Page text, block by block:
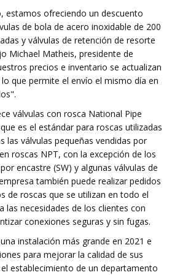
estamos ofreciendo un descuento
de bola de acero inoxidable de 200
y válvulas de retención de resorte
Michael Matheis, presidente de
precios e inventario se actualizan
que permite el envío el mismo día en
válvulas con rosca National Pipe
es el estándar para roscas utilizadas
las válvulas pequeñas vendidas por
roscas NPT, con la excepción de los
encastre (SW) y algunas válvulas de
también puede realizar pedidos
de roscas que se utilizan en todo el
las necesidades de los clientes con
conexiones seguras y sin fugas.
instalación más grande en 2021 e
para mejorar la calidad de sus
establecimiento de un departamento